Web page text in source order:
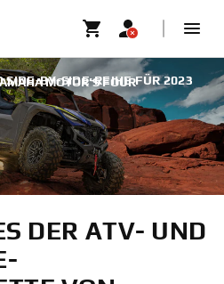
MOTOR’S FOUR
SIDE-BY-SIDE-REIHE FÜR 2023
DER ATV- UND